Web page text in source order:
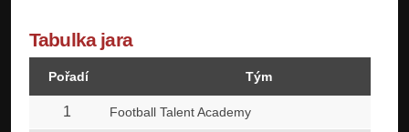
Tabulka jara
Pořadí Tým
1 Football Talent Academy